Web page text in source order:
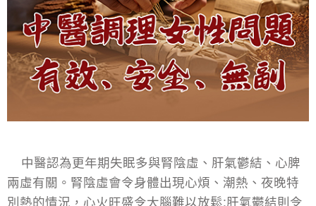
中醫認為更年期失眠多與腎陰虛、肝氣鬱結、心脾
兩虛有關。腎陰虛會令身體出現心煩、潮熱、夜晚特
別熱的情況，心火旺盛令大腦難以放鬆;肝氣鬱結則令